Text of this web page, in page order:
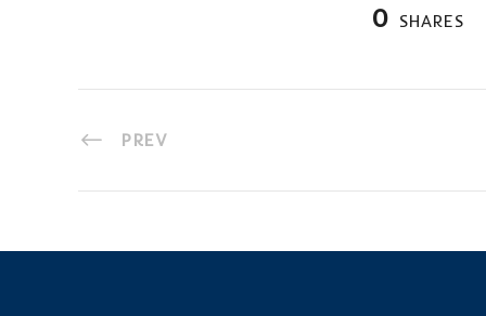
0 SHARES
PREV